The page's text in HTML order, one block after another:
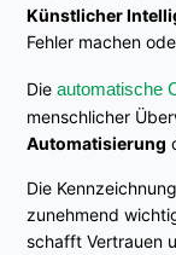
Künstlicher
Fehler machen
Dieautomatische
menschlicher
Automatisierung
Die
zunehmend
schafft Vertrauen